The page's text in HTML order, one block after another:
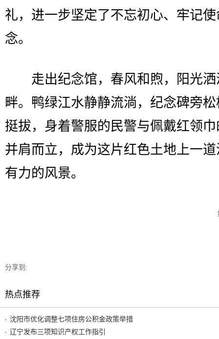
礼，进一步坚定了不忘初心、牢记
念。
走出纪念馆，春风和煦，阳光洒
畔。鸭绿江水静静流淌，纪念碑旁
挺拔，身着警服的民警与佩戴红领
并肩而立，成为这片红色土地上一
有力的风景。
分享到:
热点推荐
沈阳市优化调整七项住房公积金政策举措
辽宁发布三项知识产权工作指引